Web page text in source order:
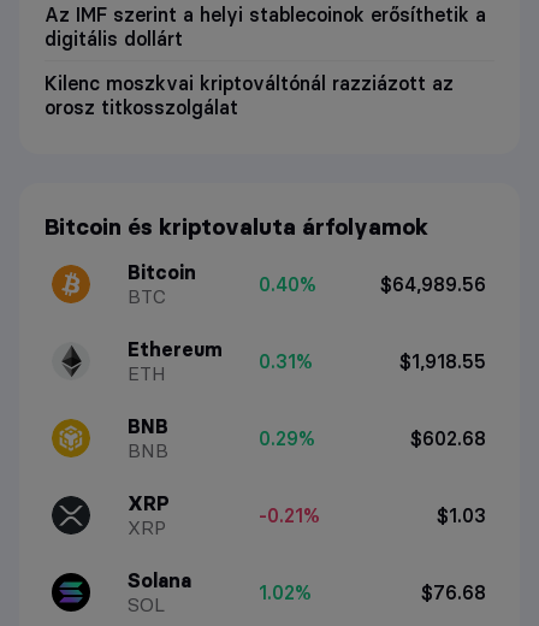
Az IMF szerint a helyi stablecoinok erősíthetik a
digitális dollárt
Kilenc moszkvai kriptováltónál razziázott az
orosz titkosszolgálat
Bitcoin és kriptovaluta árfolyamok
Bitcoin
BTC
0.40% $64,989.56
Ethereum
ETH
0.31% $1,918.55
BNB
BNB
0.29% $602.68
XRP
XRP
-0.21% $1.03
Solana
SOL
1.02% $76.68